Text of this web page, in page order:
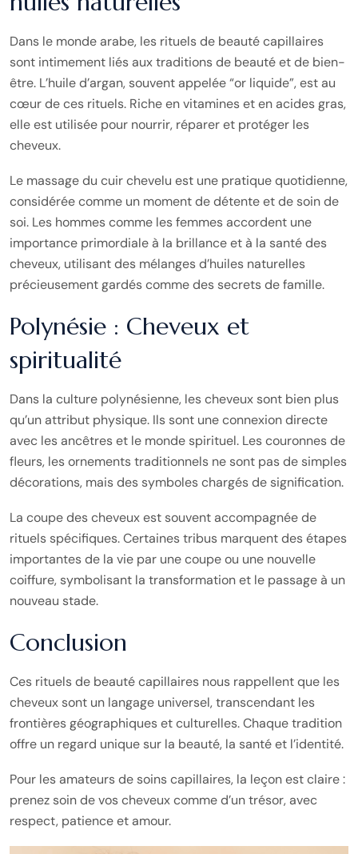
Dans le monde arabe, les rituels de beauté capillaires
sont intimement liés aux traditions de beauté et de bien-
être. L’huile d’argan, souvent appelée “or liquide”, est au
cœur de ces rituels. Riche en vitamines et en acides gras,
elle est utilisée pour nourrir, réparer et protéger les
cheveux.
Le massage du cuir chevelu est une pratique quotidienne,
considérée comme un moment de détente et de soin de
soi. Les hommes comme les femmes accordent une
importance primordiale à la brillance et à la santé des
cheveux, utilisant des mélanges d’huiles naturelles
précieusement gardés comme des secrets de famille.
Polynésie : Cheveux et
spiritualité
Dans la culture polynésienne, les cheveux sont bien plus
qu’un attribut physique. Ils sont une connexion directe
avec les ancêtres et le monde spirituel. Les couronnes de
fleurs, les ornements traditionnels ne sont pas de simples
décorations, mais des symboles chargés de signification.
La coupe des cheveux est souvent accompagnée de
rituels spécifiques. Certaines tribus marquent des étapes
importantes de la vie par une coupe ou une nouvelle
coiffure, symbolisant la transformation et le passage à un
nouveau stade.
Conclusion
Ces rituels de beauté capillaires nous rappellent que les
cheveux sont un langage universel, transcendant les
frontières géographiques et culturelles. Chaque tradition
offre un regard unique sur la beauté, la santé et l’identité.
Pour les amateurs de soins capillaires, la leçon est claire :
prenez soin de vos cheveux comme d’un trésor, avec
respect, patience et amour.